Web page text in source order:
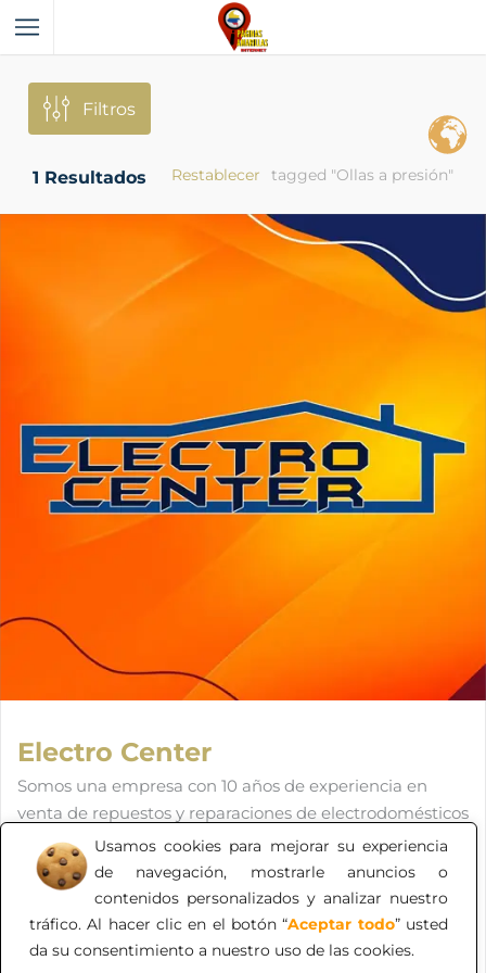
Usamos cookies para mejorar su experiencia
de navegación, mostrarle anuncios o
contenidos personalizados y analizar nuestro
tráfico. Al hacer clic en el botón “Aceptar todo” usted
da su consentimiento a nuestro uso de las cookies.
Filtros
1 Resultados tagged "Ollas a presión"
Restablecer
Electro Center
Somos una empresa con 10 años de experiencia en
venta de repuestos y reparaciones de electrodomésticos
de diferentes marcas, siempre buscando los mejores
estándares de desempeño y conocimiento de todos
nuestros colaboradores, trabajando siempre en equipo
para lograr la satisfacción del cliente.